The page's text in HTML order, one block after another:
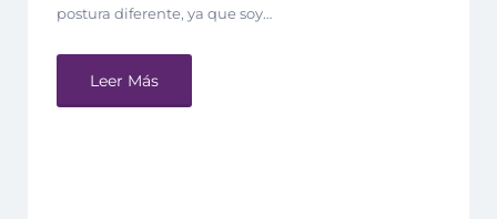
postura diferente, ya que soy…
Leer Más